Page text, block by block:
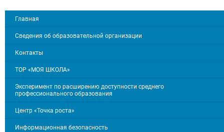
Главная
Сведения об образовательной организации
Контакты
ТОР «МОЯ ШКОЛА»
Эксперимент по расширению доступности среднего
профессионального образования
Центр «Точка роста»
Информационная безопасность